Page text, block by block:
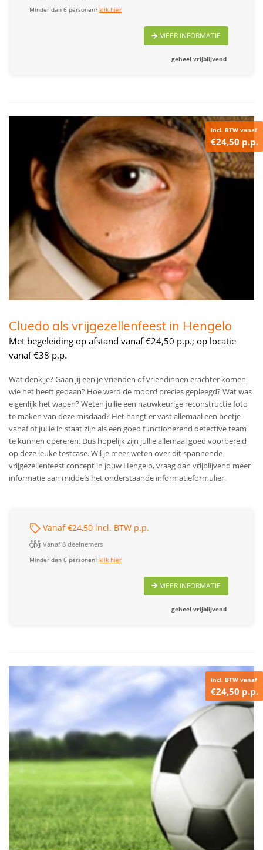
Minder dan 6 personen?klik hier
MEER INFORMATIE
geheel vrijblijvend
incl. BTW vanaf
€24,50 p.p.
Cluedo als vrijgezellenfeest in Hengelo
Met begeleiding op afstand vanaf €24,50 p.p.; op locatie
vanaf €38 p.p.
Wat denk je? Gaan jij een je vrienden of vriendinnen erachter komen
wie het heeft gedaan? Hoe werd de moord precies gepleegd? Wat was
eigenlijk het wapen? Weten jullie een nauwkeurige reconstructie foto
te maken van deze misdaad? Het hangt er vast allemaal een beetje
vanaf of jullie in staat zijn als een goed functionerend detective team
te kunnen opereren. Dus hopelijk zijn jullie allemaal goed voorbereid
op deze leuke testcase.Wil je meer weten over dit spannende
vrijgezellenfeest concept in jouw Hengelo, vraag dan vrijblijvend meer
informatie aan middels het onderstaande informatieformulier.
Vanaf €24,50 incl. BTW p.p.
Vanaf 8 deelnemers
Minder dan 6 personen?klik hier
MEER INFORMATIE
geheel vrijblijvend
incl. BTW vanaf
€24,50 p.p.